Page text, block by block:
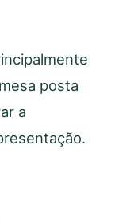
posta
a